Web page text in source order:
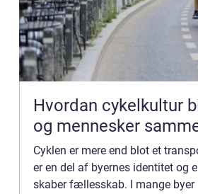
Hvordan cykelkultur
og mennesker
Cyklen er mere end blot et
er en del af byernes identitet og
skaber fællesskab. I mange byer